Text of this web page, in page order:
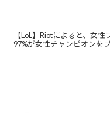
【LoL】Riotによると、女性
97%が女性チャンピオンを